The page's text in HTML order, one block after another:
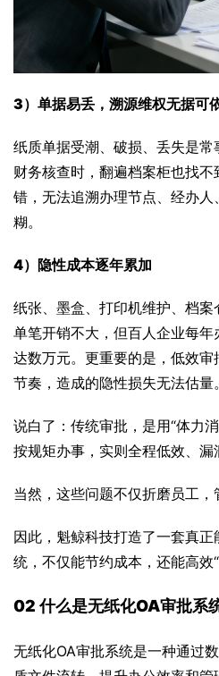
3）单据易丢，溯源维权无据可
纸质单据受潮、破损、丢失是常
财务核查时，翻遍档案柜也找
错，无法追溯办理节点、经办
糊。
4）隐性成本逐年累加
纸张、墨盒、打印机维护、档
单笔开销不大，但百人企业每
达数万元。更重要的是，低效
节奏，造成的隐性损失无法估量。
说白了：传统审批，是用“体力
按规矩办事，实则全程低效、漏
当然，这些问题不仅折磨员工，
因此，魁鲸科技打造了一套真
统，不仅能节约成本，还能高效“
02 什么是无纸化OA审批系
无纸化OA审批系统是一种通过